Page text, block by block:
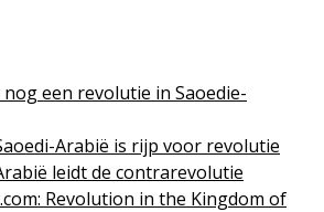
nog een revolutie in Saoedie-
Arabië is rijp voor revolutie
leidt de contrarevolutie
Revolution in the Kingdom of